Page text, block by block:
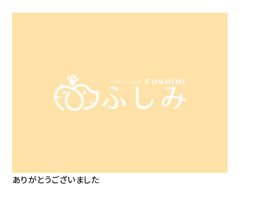
ありがとうございました